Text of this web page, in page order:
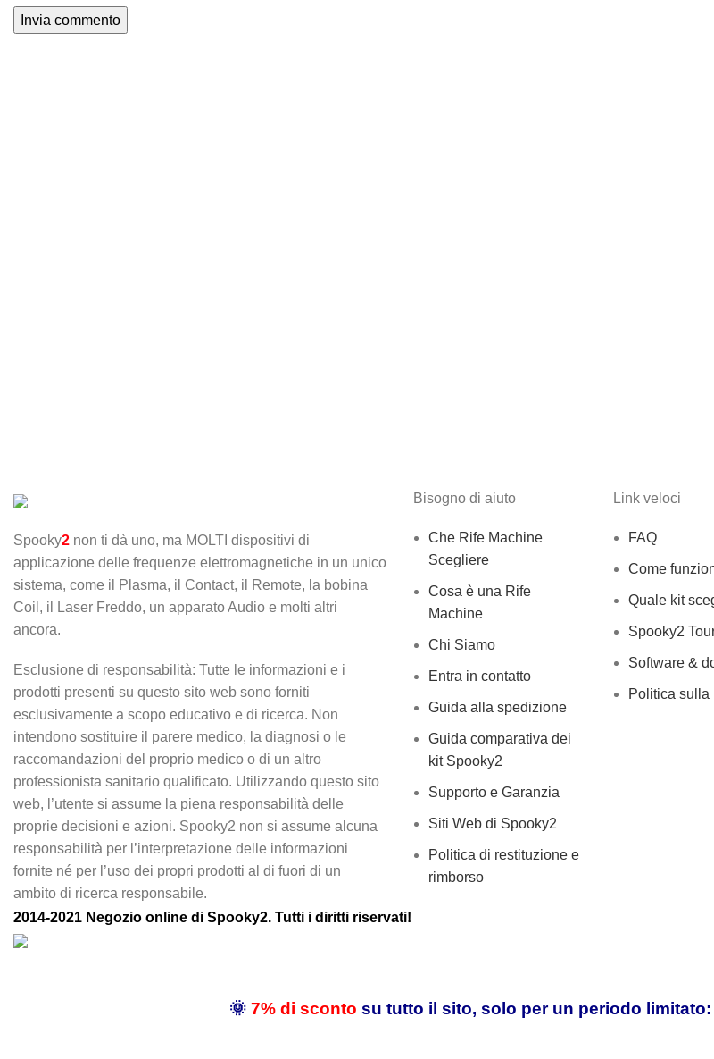
Spooky2 non ti dà uno, ma MOLTI dispositivi di
applicazione delle frequenze elettromagnetiche in un unico
sistema, come il Plasma, il Contact, il Remote, la bobina
Coil, il Laser Freddo, un apparato Audio e molti altri
ancora.
Esclusione di responsabilità: Tutte le informazioni e i
prodotti presenti su questo sito web sono forniti
esclusivamente a scopo educativo e di ricerca. Non
intendono sostituire il parere medico, la diagnosi o le
raccomandazioni del proprio medico o di un altro
professionista sanitario qualificato. Utilizzando questo sito
web, l’utente si assume la piena responsabilità delle
proprie decisioni e azioni. Spooky2 non si assume alcuna
responsabilità per l’interpretazione delle informazioni
fornite né per l’uso dei propri prodotti al di fuori di un
ambito di ricerca responsabile.
Bisogno di aiuto
Che Rife Machine
Scegliere
Cosa è una Rife
Machine
Chi Siamo
Entra in contatto
Guida alla spedizione
Guida comparativa dei
kit Spooky2
Supporto e Garanzia
Siti Web di Spooky2
Politica di restituzione e
rimborso
Link veloci
FAQ
Come
Quale kit
Spooky2
Software &
Politica sulla
2014-2021 Negozio online di Spooky2. Tutti i diritti riservati!
🌞 7% di sconto su tutto il sito, solo per un periodo